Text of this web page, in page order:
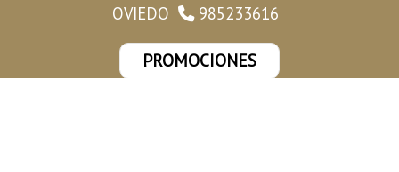
OVIEDO
985233616
PROMOCIONES